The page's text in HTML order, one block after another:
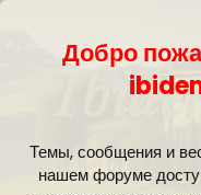
Добро
Темы, сообщения и
нашем форуме